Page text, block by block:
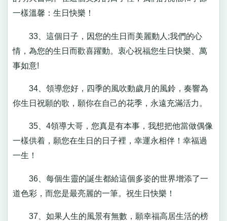
一樣溫馨：生日快樂！
33、這個日子，因您的生日而美麗動人;我們的心
情，為您的生日而歡喜躍動。衷心祝福您生日快樂、萬
事如意!
34、領導您好，四季的風吹動歲月的風鈴，奏響為
你生日祝願的歌，願你在自己的花季，永遠充滿活力。
35、4領導大哥，您真是有本事，我想把他當做偶像
一樣供着，願您在生日的日子裡，幸運永相伴！幸福過
一生！
36、每個生靈的誕生都給這個多姿的世界增添了一
道色彩，而您是最亮麗的一筆。祝生日快樂！
37、如果人生的風景有無數，願幸福高居生活的榜